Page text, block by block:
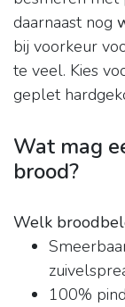
daarnaast nog
bij voorkeur
te veel. Kies
geplet
Wat mag
brood?
Welk
100%